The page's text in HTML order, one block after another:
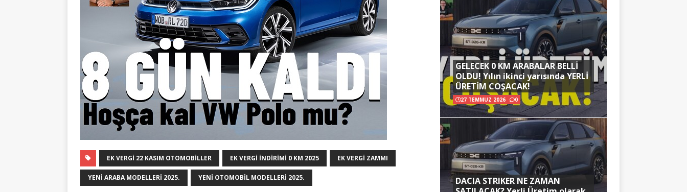
EK VERGI 22 KASIM OTOMOBILLER EK VERGI INDIRIMI 0 KM 2025 EK VERGI ZAMMI
YENI ARABA MODELLERI 2025. YENI OTOMOBIL MODELLERI 2025.
GELECEK 0 KM ARABALAR BELLİ
OLDU! Yılın ikinci yarısında YERLİ
ÜRETİM COŞACAK!
27 TEMMUZ 2026 0
DACIA STRIKER NE ZAMAN